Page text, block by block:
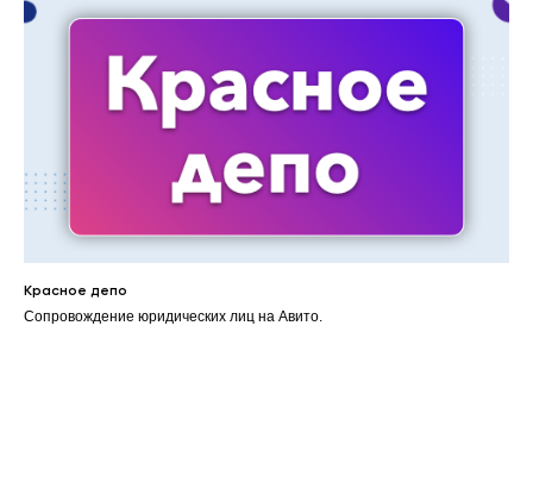
Красное депо
Сопровождение юридических лиц на Авито.